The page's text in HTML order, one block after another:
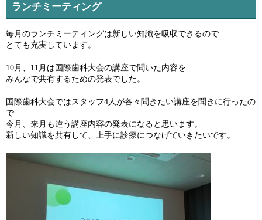
ランチミーティング
毎月のランチミーティングは新しい知識を吸収できるので
とても充実しています。
10月、11月は国際歯科大会の講座で聞いた内容を
みんなで共有するための発表でした。
国際歯科大会ではスタッフ4人が各々聞きたい講座を聞きに行ったの
で
今月、来月も違う講座内容の発表になると思います。
新しい知識を共有して、上手に診療につなげていきたいです。